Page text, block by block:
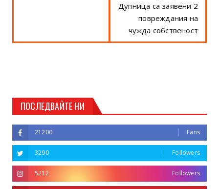
Дупница са заявени 2
повреждания на
чужда собственост
ПОСЛЕДВАЙТЕ НИ
21200 Fans
3290 Followers
5212 Followers